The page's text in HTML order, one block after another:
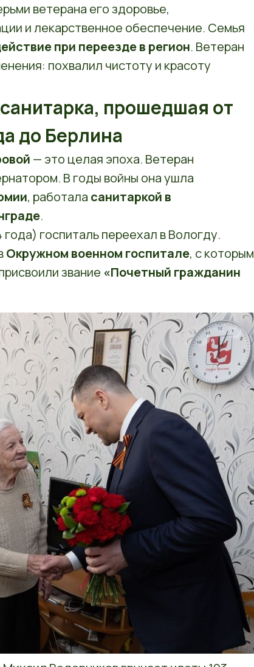
ветерана его здоровье,
и лекарственное обеспечение. Семья
при переезде в регион. Ветеран
похвалил чистоту и красоту
прошедшая от
до Берлина
— это целая эпоха. Ветеран
В годы войны она ушла
, работала санитаркой в
.
госпиталь переехал в Вологду.
Окружном военном госпитале, с которым
звание «Почетный гражданин